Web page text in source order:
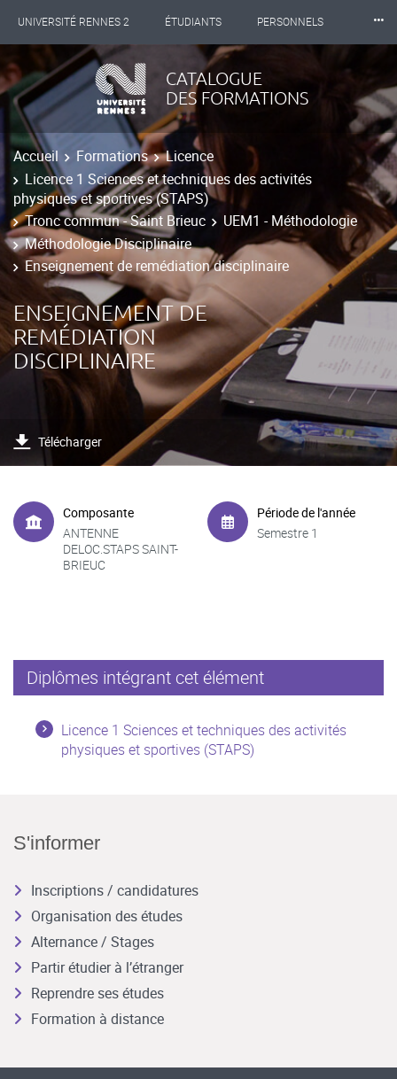
UNIVERSITÉ RENNES 2 ÉTUDIANTS PERSONNELS
INTERNATIONAL PROFESSIONNELS
LES NOUVELLES DE RENNES 2
⸱⸱⸱
CATALOGUE
DES FORMATIONS
Accueil Formations
Licence
Licence 1 Sciences et techniques des activités
physiques et sportives (STAPS)
Tronc commun - Saint Brieuc
UEM1 - Méthodologie
Méthodologie Disciplinaire
Enseignement de remédiation disciplinaire
ENSEIGNEMENT DE
REMÉDIATION
DISCIPLINAIRE
Télécharger
Composante
ANTENNE
DELOC.STAPS SAINT-
BRIEUC
Période de l'année
Semestre 1
Diplômes intégrant cet élément
Licence 1 Sciences et techniques des activités
physiques et sportives (STAPS)
S'informer
Inscriptions / candidatures
Organisation des études
Alternance / Stages
Partir étudier à l’étranger
Reprendre ses études
Formation à distance